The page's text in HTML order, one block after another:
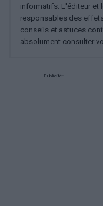
informatifs. L'éditeur et
responsables des
conseils et astuces
absolument consulter
Publicité: